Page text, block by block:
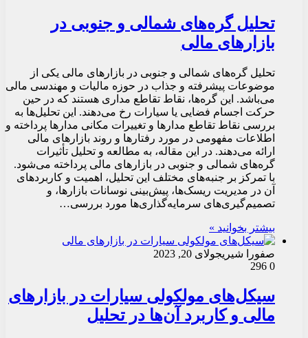
تحلیل گره‌های شمالی و جنوبی در
بازارهای مالی
تحلیل گره‌های شمالی و جنوبی در بازارهای مالی یکی از
موضوعات پیشرفته و جذاب در حوزه مالیات و مهندسی مالی
می‌باشد. این گره‌ها، نقاط تقاطع مداری هستند که در حین
حرکت اجسام فضایی یا سیارات رخ می‌دهند. این تحلیل‌ها به
بررسی نقاط تقاطع مدارها و تغییرات مکانی مدارها پرداخته و
اطلاعات مفهومی در مورد رفتارها و روند بازارهای مالی
ارائه می‌دهند. در این مقاله، به مطالعه و تحلیل تأثیرات
گره‌های شمالی و جنوبی در بازارهای مالی پرداخته می‌شود.
با تمرکز بر جنبه‌های مختلف این تحلیل، اهمیت و کاربردهای
آن در مدیریت ریسک‌ها، پیش‌بینی نوسانات بازارها، و
تصمیم‌گیری‌های سرمایه‌گذاری‌ها مورد بررسی…
بیشتر بخوانید »
صفورا شیریجولای 20, 2023
0
سیکل‌های مولکولی سیارات در بازارهای
مالی و کاربرد آن‌ها در تحلیل